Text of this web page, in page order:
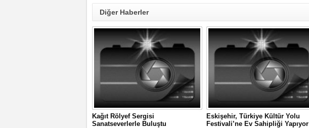
Diğer Haberler
Kağıt Rölyef Sergisi
Sanatseverlerle Buluştu
Eskişehir, Türkiye Kültür Yolu
Festivali’ne Ev Sahipliği Yapıyor